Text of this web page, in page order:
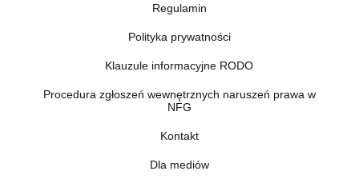
Regulamin
Polityka prywatności
Klauzule informacyjne RODO
Procedura zgłoszeń wewnętrznych naruszeń prawa w
NFG
Kontakt
Dla mediów